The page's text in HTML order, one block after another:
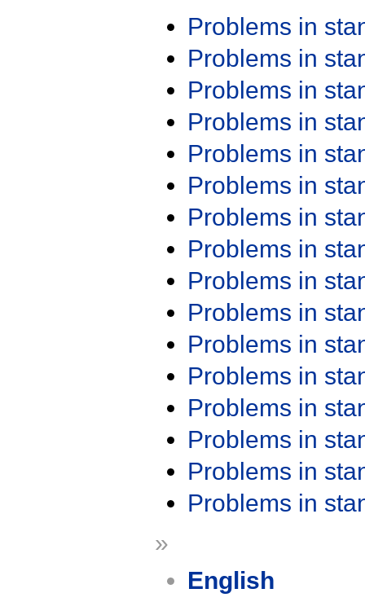
Problems in
Problems in
Problems in
Problems in
Problems in
Problems in
Problems in
Problems in
Problems in
Problems in
Problems in
Problems in
Problems in
Problems in
Problems in
Problems in
»
English